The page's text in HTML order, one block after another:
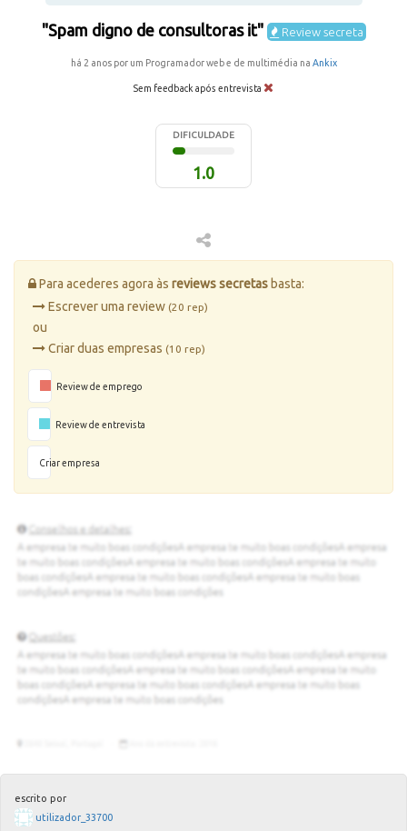
"Spam digno de consultoras it" Review secreta
há 2 anos por um Programador web e de multimédia na Ankix
Sem feedback após entrevista
DIFICULDADE
1.0
Para acederes agora às reviews secretas basta:
Escrever uma review (20 rep)
ou
Criar duas empresas (10 rep)
Review de emprego
Review de entrevista
Criar empresa
escrito por
utilizador_33700